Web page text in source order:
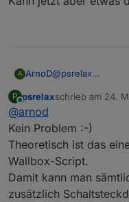
A ArnoD@psrelax
Das Thema
Eventuell kann
sparen. :-)
Kann jetzt aber
P psrelaxschrieb am 24.
zuletzt editiert
@arnod
Kein Problem :-)
Theoretisch ist das
Wallbox-Script.
Damit kann man
zusätzlich